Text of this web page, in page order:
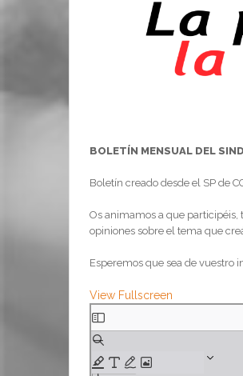
BOLETÍN MENSUAL DEL
Boletín creado desde el SP de
Os animamos a que participéis,
opiniones sobre el tema que
Esperemos que sea de vuestro
View Fullscreen
Saltar
al
contenido
del